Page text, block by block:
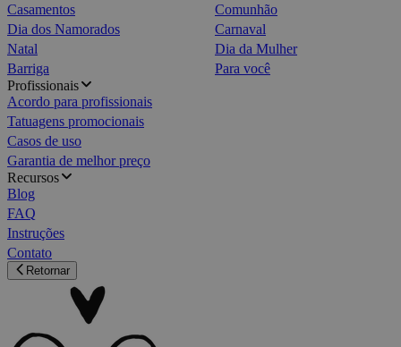
Casamentos
Comunhão
Dia dos Namorados
Carnaval
Natal
Dia da Mulher
Barriga
Para você
Profissionais
Acordo para profissionais
Tatuagens promocionais
Casos de uso
Garantia de melhor preço
Recursos
Blog
FAQ
Instruções
Contato
Retornar